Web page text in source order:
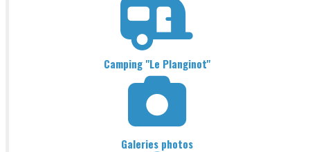
Camping "Le Planginot"
Galeries photos